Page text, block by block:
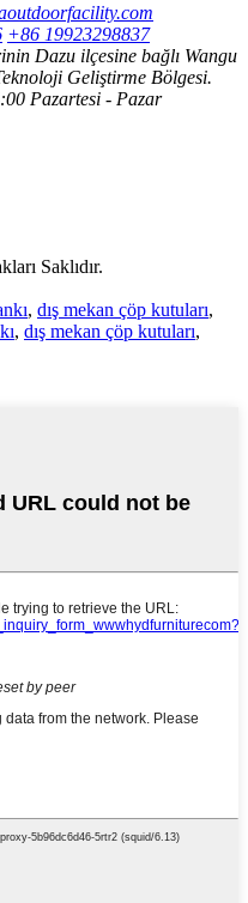
+86 19923298837
Dazu ilçesine bağlı Wangu
Geliştirme Bölgesi.
Pazartesi - Pazar
Saklıdır.
, dış mekan çöp kutuları,
, dış mekan çöp kutuları,